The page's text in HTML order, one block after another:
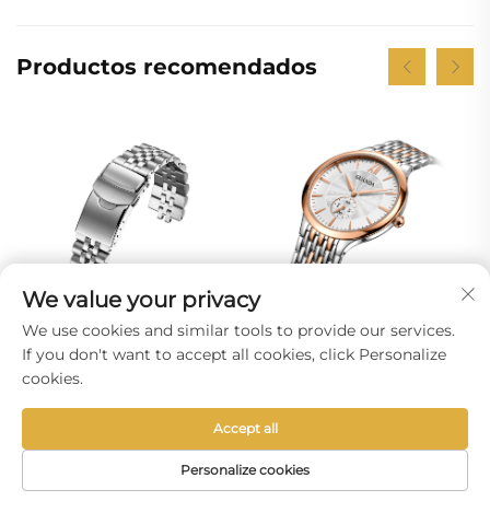
Productos recomendados
pulsera de acero
inoxidable 316L
Reloj de Cuarzo
Noticias de actualidad
PÁGINA DE
CORREO
TEL
We value your privacy
We use cookies and similar tools to provide our services.
If you don't want to accept all cookies, click Personalize
cookies.
Personalize cookies
Accept all